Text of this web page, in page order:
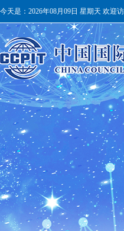
今天是： 2026年08月09日 星期天 欢迎